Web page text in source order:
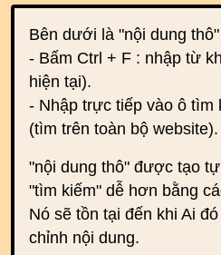
Bên dưới là "nội dung
- Bấm Ctrl + F : nhập từ
hiện tại).
- Nhập trực tiếp vào ô tìm
(tìm trên toàn bộ website).
"nội dung thô" được tạo
"tìm kiếm" dễ hơn bằng
Nó sẽ tồn tại đến khi Ai
chỉnh nội dung.